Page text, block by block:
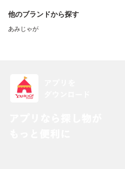
他のブランドから探す
あみじゃが